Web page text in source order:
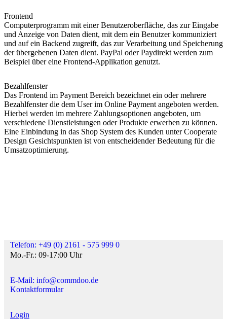
Frontend
Computerprogramm mit einer Benutzeroberfläche, das zur Eingabe
und Anzeige von Daten dient, mit dem ein Benutzer kommuniziert
und auf ein Backend zugreift, das zur Verarbeitung und Speicherung
der übergebenen Daten dient. PayPal oder Paydirekt werden zum
Beispiel über eine Frontend-Applikation genutzt.
Bezahlfenster
Das Frontend im Payment Bereich bezeichnet ein oder mehrere
Bezahlfenster die dem User im Online Payment angeboten werden.
Hierbei werden im mehrere Zahlungsoptionen angeboten, um
verschiedene Dienstleistungen oder Produkte erwerben zu können.
Eine Einbindung in das Shop System des Kunden unter Cooperate
Design Gesichtspunkten ist von entscheidender Bedeutung für die
Umsatzoptimierung.
Telefon: +49 (0) 2161 - 575 999 0
Mo.-Fr.: 09-17:00 Uhr
E-Mail: info@commdoo.de
Kontaktformular
Login